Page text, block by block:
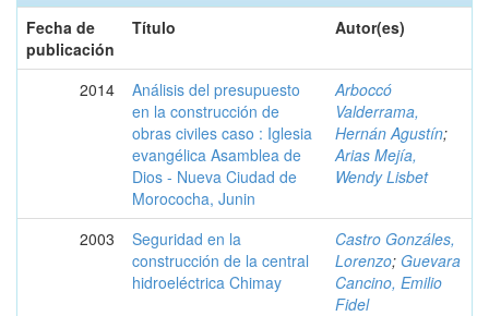
Fecha de
publicación
Título Autor(es)
2014
Análisis del presupuesto
en la construcción de
obras civiles caso : Iglesia
evangélica Asamblea de
Dios - Nueva Ciudad de
Morococha, Junin
Arboccó
Valderrama,
Hernán Agustín;
Arias Mejía,
Wendy Lisbet
2003
Seguridad en la
construcción de la central
hidroeléctrica Chimay
Castro Gonzáles,
Lorenzo; Guevara
Cancino, Emilio
Fidel